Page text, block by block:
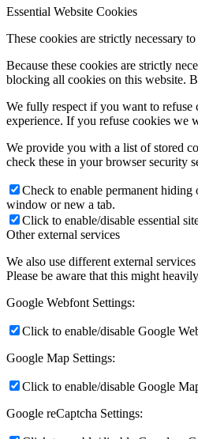
Essential Website Cookies
These cookies are strictly necessary
Because these cookies are strictly
blocking all cookies on this website.
We fully respect if you want to refuse
experience. If you refuse cookies we
We provide you with a list of stored
check these in your browser security
Check to enable permanent
window or new a tab.
Click to enable/disable essential
Other external services
We also use different external
Please be aware that this might
Google Webfont Settings:
Click to enable/disable Google
Google Map Settings:
Click to enable/disable Google
Google reCaptcha Settings: